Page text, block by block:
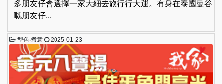
多朋友仔會選擇一家大細去旅行行大運。有身在泰國曼谷
嘅朋友仔...
型色‧煮意 2025-01-23